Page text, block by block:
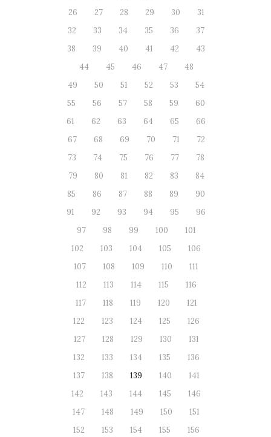
26
27 28 29 30
31
32
33 34 35 36
37
38
39 40 41 42
43
44
45 46 47
48
49
50 51 52 53
54
55
56 57 58 59
60
61
62 63 64 65
66
67
68 69 70 71
72
73
74 75 76 77
78
79
80 81 82 83
84
85
86 87 88 89
90
91
92 93 94 95
96
97
98 99 100
101
102
103 104 105
106
107
108 109 110
111
112
113 114 115
116
117
118 119 120
121
122
123 124 125
126
127
128 129 130
131
132
133 134 135
136
137
138 139 140
141
142
143 144 145
146
147
148 149 150
151
152
153 154 155
156